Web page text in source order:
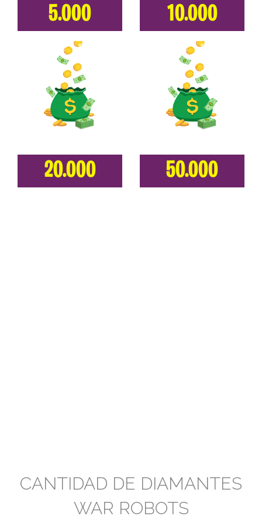
5.000 10.000
20.000 50.000
CANTIDAD DE DIAMANTES
WAR ROBOTS